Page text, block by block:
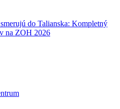
do Talianska: Kompletný
na ZOH 2026